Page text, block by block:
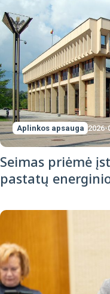
Aplinkos apsauga 2026-
Seimas priėmė
pastatų